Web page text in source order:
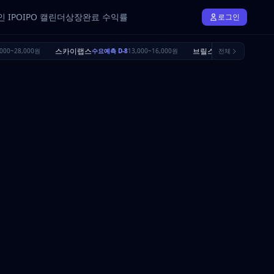
IPOIPO 캘린더상장완료 수익률 로그인
원 스카이랩스수요예측 D-813,000~16,000원 브릴스 수요예측 D-25
전체